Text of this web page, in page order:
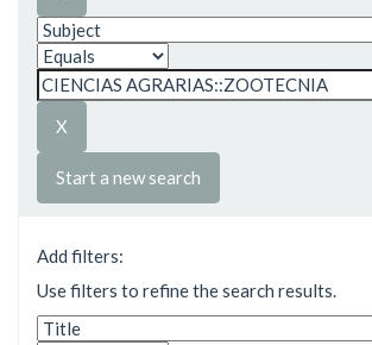
Start a new search
Add filters:
Use filters to refine the search results.